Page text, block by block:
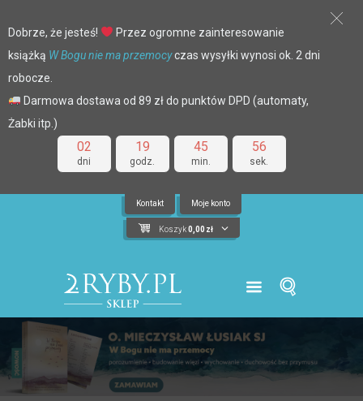
02
dni
19
godz.
45
min.
55
sek.
Dobrze, że jesteś!
Przez ogromne zainteresowanie
książką W Bogu nie ma przemocyczas wysyłki wynosi ok. 2 dni
robocze.
Darmowa dostawa od 89 zł do punktów DPD (automaty,
Żabki itp.)
Kontakt Moje konto
Koszyk 0,00 zł